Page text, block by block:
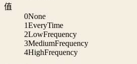
值
0None
1EveryTime
2LowFrequency
3MediumFrequency
4HighFrequency